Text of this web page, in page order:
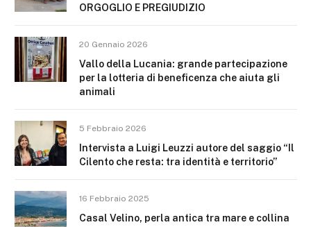
ORGOGLIO E PREGIUDIZIO
20 Gennaio 2026
Vallo della Lucania: grande partecipazione
per la lotteria di beneficenza che aiuta gli
animali
5 Febbraio 2026
Intervista a Luigi Leuzzi autore del saggio “Il
Cilento che resta: tra identità e territorio”
16 Febbraio 2025
Casal Velino, perla antica tra mare e collina